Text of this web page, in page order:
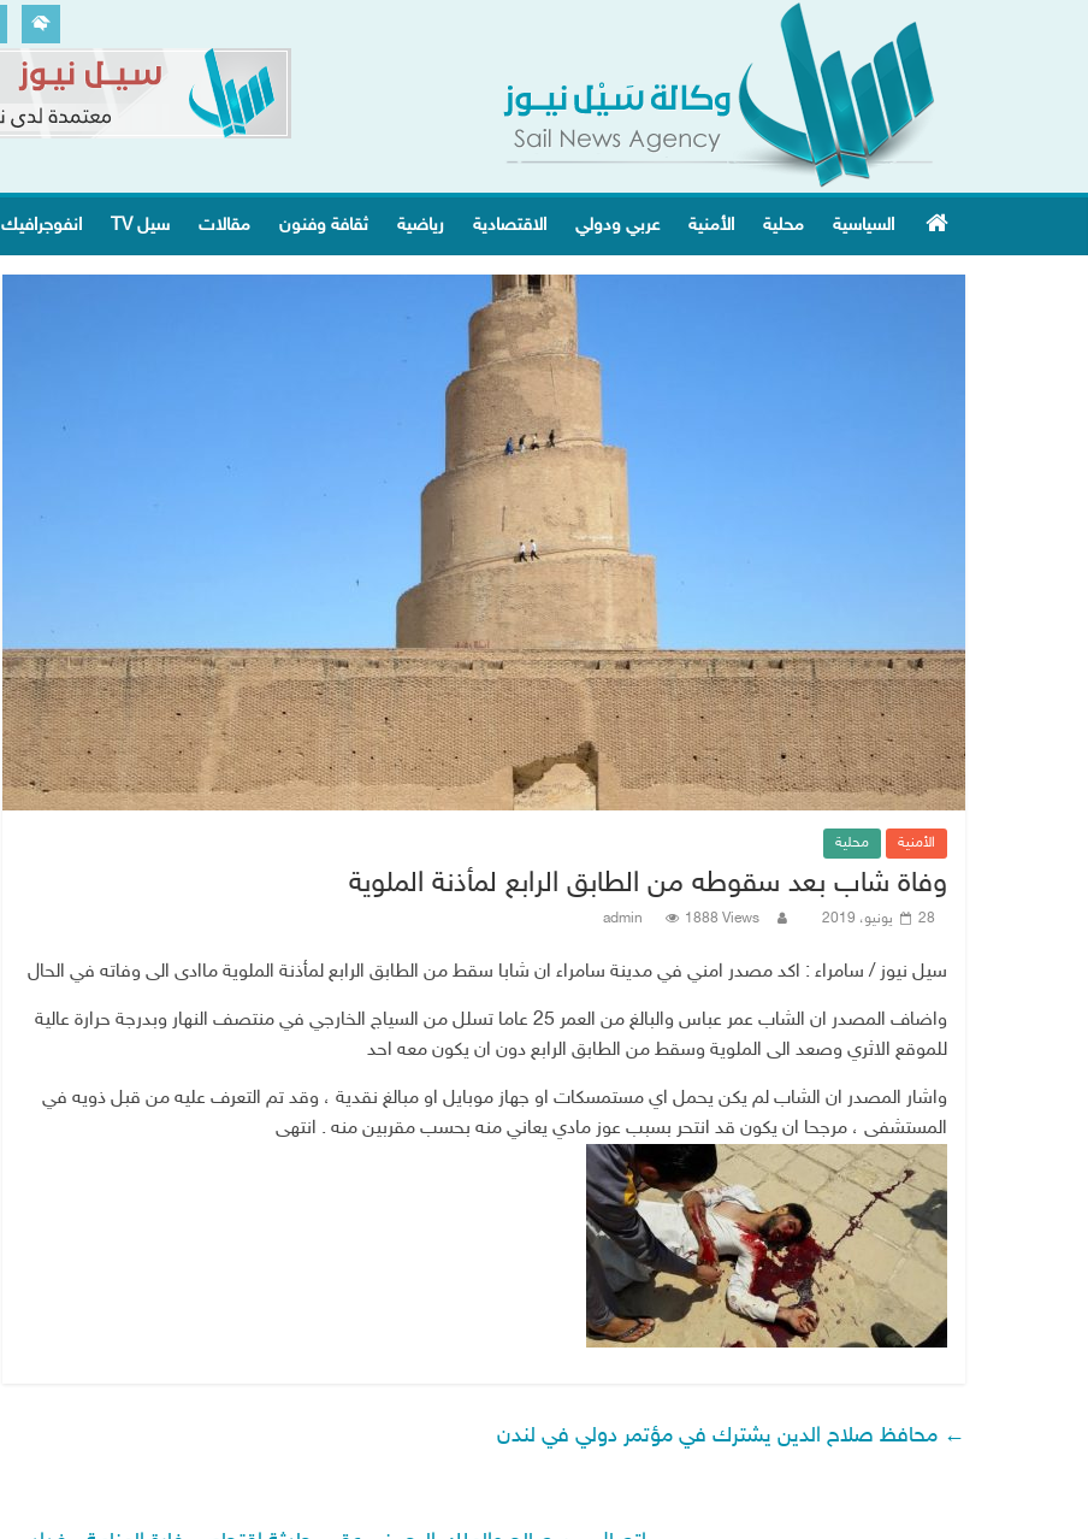
السياسية محلية الأمنية عربي ودولي الاقتصادية رياضية ثقافة وفنون مقالات سيل TV انفوجرافيك
الأمنية محلية
وفاة شاب بعد سقوطه من الطابق الرابع لمأذنة الملوية
28 يونيو، 2019 admin 1888 Views
سيل نيوز / سامراء : اكد مصدر امني في مدينة سامراء ان شابا سقط من الطابق الرابع لمأذنة الملوية ماادى الى وفاته في الحال
واضاف المصدر ان الشاب عمر عباس والبالغ من العمر 25 عاما تسلل من السياج الخارجي في منتصف النهار وبدرجة حرارة عالية
للموقع الاثري وصعد الى الملوية وسقط من الطابق الرابع دون ان يكون معه احد
واشار المصدر ان الشاب لم يكن يحمل اي مستمسكات او جهاز موبايل او مبالغ نقدية ، وقد تم التعرف عليه من قبل ذويه في
المستشفى ، مرجحا ان يكون قد انتحر بسبب عوز مادي يعاني منه بحسب مقربين منه . انتهى
← محافظ صلاح الدين يشترك في مؤتمر دولي في لندن